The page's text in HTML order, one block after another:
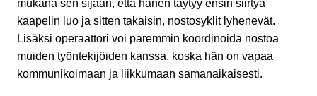
mukana sen sijaan, että hänen täytyy ensin siirtyä
kaapelin luo ja sitten takaisin, nostosyklit lyhenevät.
Lisäksi operaattori voi paremmin koordinoida nostoa
muiden työntekijöiden kanssa, koska hän on vapaa
kommunikoimaan ja liikkumaan samanaikaisesti.